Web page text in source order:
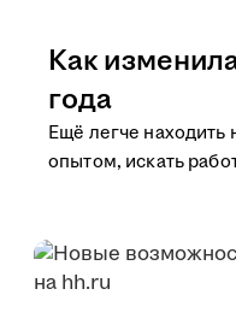
Как
года
Ещё легче
опытом, искать